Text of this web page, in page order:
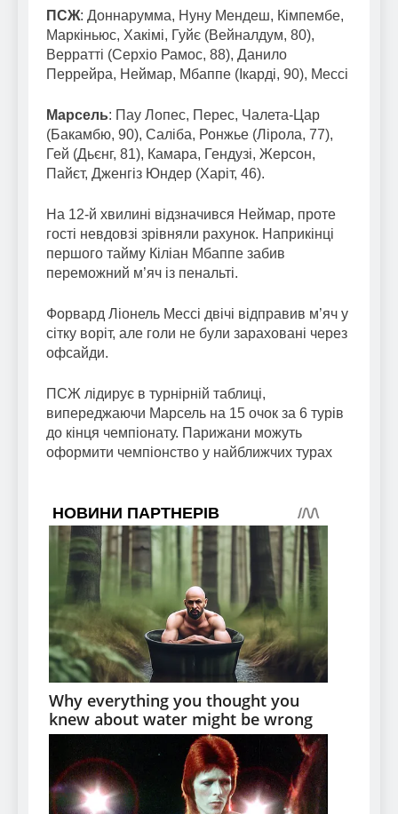
ПСЖ: Доннарумма, Нуну Мендеш, Кімпембе,
Маркіньюс, Хакімі, Гуйє (Вейналдум, 80),
Верратті (Серхіо Рамос, 88), Данило
Перрейра, Неймар, Мбаппе (Ікарді, 90), Мессі
Марсель: Пау Лопес, Перес, Чалета-Цар
(Бакамбю, 90), Саліба, Ронжье (Лірола, 77),
Гей (Дьєнг, 81), Камара, Гендузі, Жерсон,
Пайєт, Дженгіз Юндер (Харіт, 46).
На 12-й хвилині відзначився Неймар, проте
гості невдовзі зрівняли рахунок. Наприкінці
першого тайму Кіліан Мбаппе забив
переможний м’яч із пенальті.
Форвард Ліонель Мессі двічі відправив м’яч у
сітку воріт, але голи не були зараховані через
офсайди.
ПСЖ лідирує в турнірній таблиці,
випереджаючи Марсель на 15 очок за 6 турів
до кінця чемпіонату. Парижани можуть
оформити чемпіонство у найближчих турах